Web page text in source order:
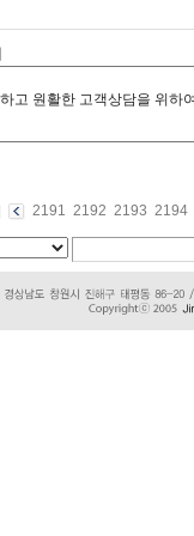
2191 2192 2193 2194